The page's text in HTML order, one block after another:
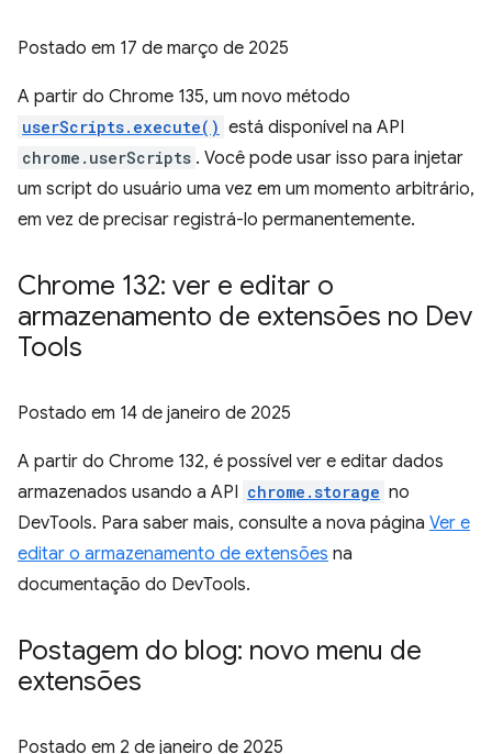
Postado em 17 de março de 2025
A partir do Chrome 135, um novo método
userScripts.execute() está disponível na API
chrome.userScripts . Você pode usar isso para injetar
um script do usuário uma vez em um momento arbitrário,
em vez de precisar registrá-lo permanentemente.
Chrome 132: ver e editar o
armazenamento de extensões no Dev
Tools
Postado em 14 de janeiro de 2025
A partir do Chrome 132, é possível ver e editar dados
armazenados usando a API chrome.storage no
DevTools. Para saber mais, consulte a nova página Ver e
editar o armazenamento de extensões na
documentação do DevTools.
Postagem do blog: novo menu de
extensões
Postado em 2 de janeiro de 2025